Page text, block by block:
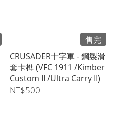
售完
CRUSADER十字軍 - 鋼製滑
套卡榫 (VFC 1911 /Kimber
Custom II /Ultra Carry II)
NT$500